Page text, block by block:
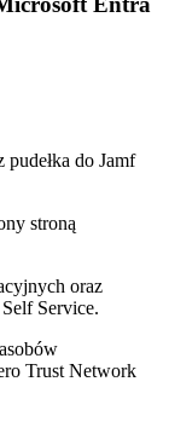
pudełka do Jamf
stroną
oraz
Service.
Trust Network